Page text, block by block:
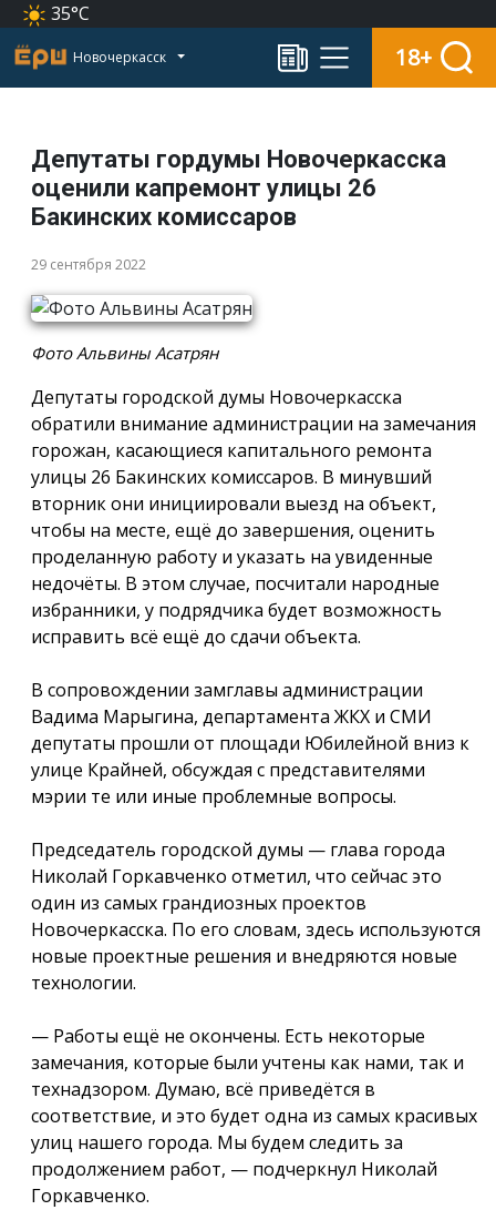
35°C
Новочеркасск 18+
Депутаты гордумы Новочеркасска
оценили капремонт улицы 26
Бакинских комиссаров
29 сентября 2022
Фото Альвины Асатрян
Депутаты городской думы Новочеркасска
обратили внимание администрации на замечания
горожан, касающиеся капитального ремонта
улицы 26 Бакинских комиссаров. В минувший
вторник они инициировали выезд на объект,
чтобы на месте, ещё до завершения, оценить
проделанную работу и указать на увиденные
недочёты. В этом случае, посчитали народные
избранники, у подрядчика будет возможность
исправить всё ещё до сдачи объекта.
В сопровождении замглавы администрации
Вадима Марыгина, департамента ЖКХ и СМИ
депутаты прошли от площади Юбилейной вниз к
улице Крайней, обсуждая с представителями
мэрии те или иные проблемные вопросы.
Председатель городской думы — глава города
Николай Горкавченко отметил, что сейчас это
один из самых грандиозных проектов
Новочеркасска. По его словам, здесь используются
новые проектные решения и внедряются новые
технологии.
— Работы ещё не окончены. Есть некоторые
замечания, которые были учтены как нами, так и
технадзором. Думаю, всё приведётся в
соответствие, и это будет одна из самых красивых
улиц нашего города. Мы будем следить за
продолжением работ, — подчеркнул Николай
Горкавченко.